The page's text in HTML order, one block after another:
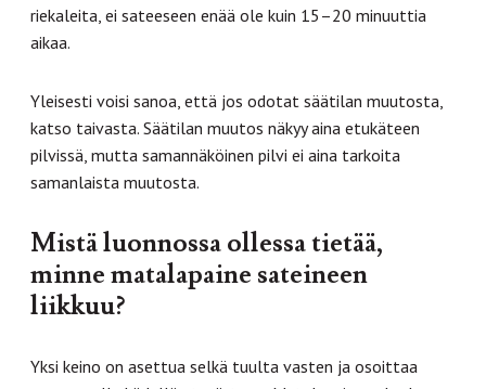
riekaleita, ei sateeseen enää ole kuin 15–20 minuuttia
aikaa.
Yleisesti voisi sanoa, että jos odotat säätilan muutosta,
katso taivasta. Säätilan muutos näkyy aina etukäteen
pilvissä, mutta samannäköinen pilvi ei aina tarkoita
samanlaista muutosta.
Mistä luonnossa ollessa tietää,
minne matalapaine sateineen
liikkuu?
Yksi keino on asettua selkä tuulta vasten ja osoittaa